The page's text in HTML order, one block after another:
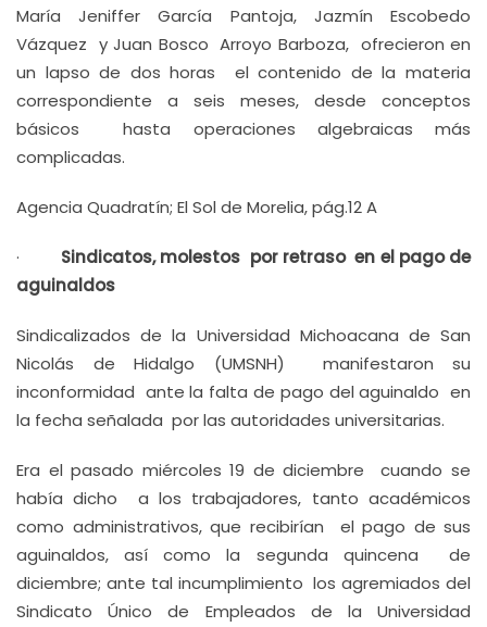
María Jeniffer García Pantoja, Jazmín Escobedo
Vázquez y Juan Bosco Arroyo Barboza, ofrecieron en
un lapso de dos horas el contenido de la materia
correspondiente a seis meses, desde conceptos
básicos hasta operaciones algebraicas más
complicadas.
Agencia Quadratín; El Sol de Morelia, pág.12 A
· Sindicatos, molestos por retraso en el pago de
aguinaldos
Sindicalizados de la Universidad Michoacana de San
Nicolás de Hidalgo (UMSNH) manifestaron su
inconformidad ante la falta de pago del aguinaldo en
la fecha señalada por las autoridades universitarias.
Era el pasado miércoles 19 de diciembre cuando se
había dicho a los trabajadores, tanto académicos
como administrativos, que recibirían el pago de sus
aguinaldos, así como la segunda quincena de
diciembre; ante tal incumplimiento los agremiados del
Sindicato Único de Empleados de la Universidad